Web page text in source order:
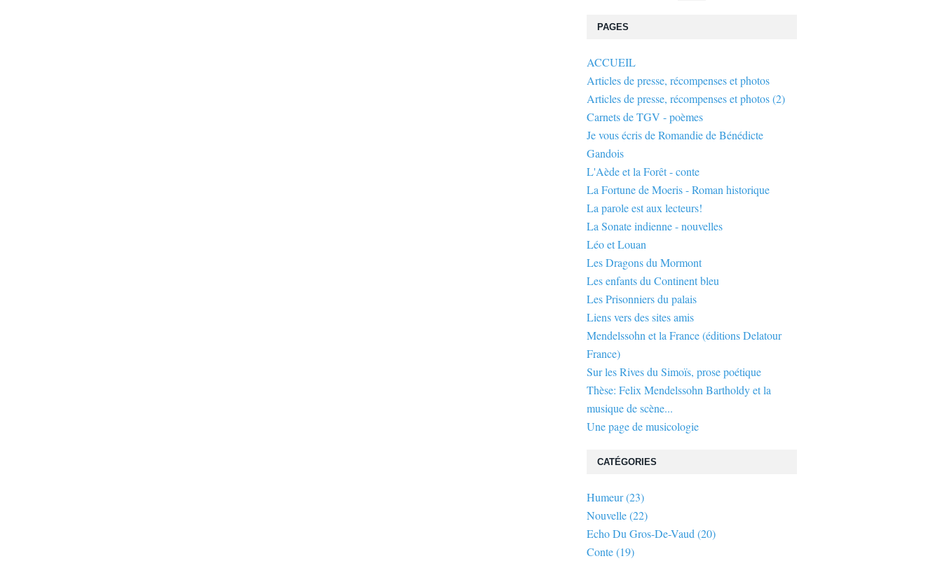
PAGES
ACCUEIL
Articles de presse, récompenses et photos
Articles de presse, récompenses et photos (2)
Carnets de TGV - poèmes
Je vous écris de Romandie de Bénédicte
Gandois
L'Aède et la Forêt - conte
La Fortune de Moeris - Roman historique
La parole est aux lecteurs!
La Sonate indienne - nouvelles
Léo et Louan
Les Dragons du Mormont
Les enfants du Continent bleu
Les Prisonniers du palais
Liens vers des sites amis
Mendelssohn et la France (éditions Delatour
France)
Sur les Rives du Simoïs, prose poétique
Thèse: Felix Mendelssohn Bartholdy et la
musique de scène...
Une page de musicologie
CATÉGORIES
Humeur(23)
Nouvelle(22)
Echo Du Gros-De-Vaud (20)
Conte(19)